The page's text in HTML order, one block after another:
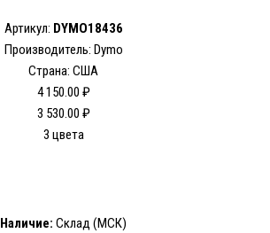
Артикул: DYMO18436
Производитель: Dymo
Страна: США
4 150.00 ₽
3 530.00 ₽
3 цвета
Наличие: Склад (МСК)